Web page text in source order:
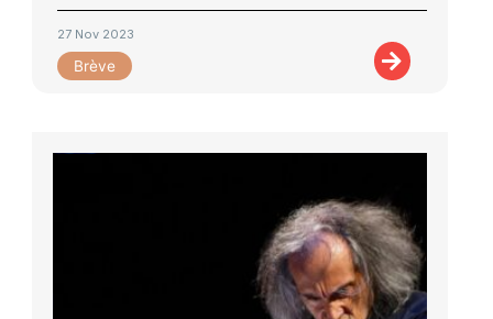
27 Nov 2023
Brève